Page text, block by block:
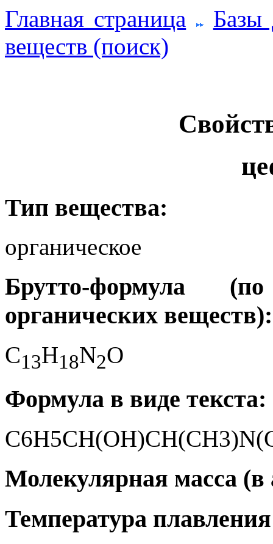
Главная страница
Базы
веществ (поиск)
Тип вещества:
органическое
Брутто-формула
органических веществ):
C13H18N2O
Формула в виде текста:
Молекулярная масса (в
Температура